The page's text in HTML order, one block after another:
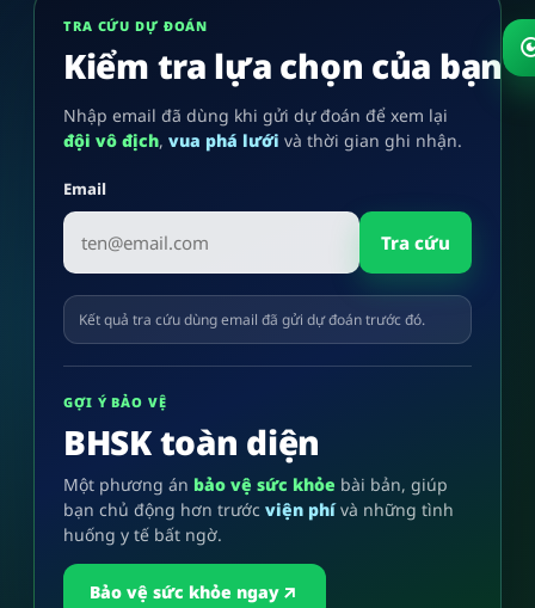
TRA CỨU DỰ ĐOÁN
Kiểm tra lựa chọn của bạn
Nhập email đã dùng khi gửi dự đoán để xem lại
đội vô địch, vua phá lưới và thời gian ghi nhận.
Email
Tra cứu
Kết quả tra cứu dùng email đã gửi dự đoán trước đó.
GỢI Ý BẢO VỆ
BHSK toàn diện
Một phương án bảo vệ sức khỏe bài bản, giúp
bạn chủ động hơn trước viện phívà những tình
huống y tế bất ngờ.
Bảo vệ sức khỏe ngay